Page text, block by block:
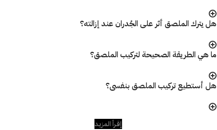
هل يترك الملصق أثر على الجُدران عند إزالته؟
ما هي الطريقة الصحيحة لتركيب الملصق؟
هل أستطيع تركيب الملصق بنفسى؟
إقـرأ المزيـد